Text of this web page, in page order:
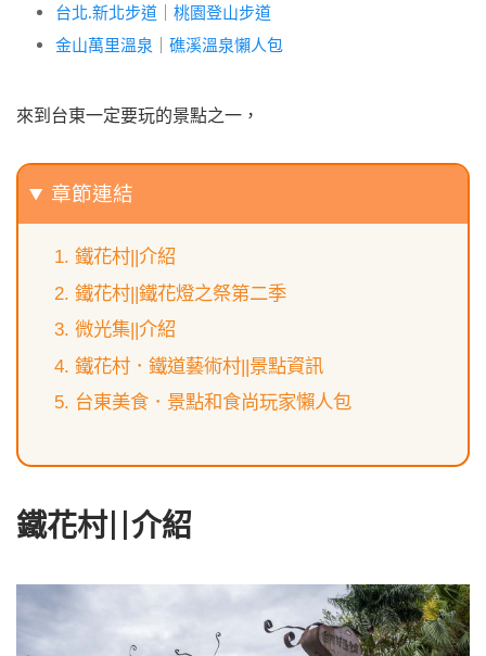
台北.新北步道
桃園登山步道
金山萬里溫泉
礁溪溫泉懶人包
來到台東一定要玩的景點之一，
章節連結
鐵花村||介紹
鐵花村||鐵花燈之祭第二季
微光集||介紹
鐵花村．鐵道藝術村||景點資訊
台東美食．景點和食尚玩家懶人包
鐵花村||介紹